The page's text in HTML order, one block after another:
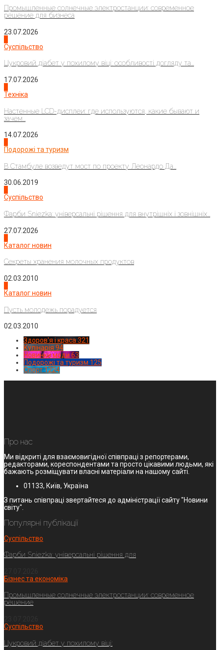
Промышленные солнечные электростанции: современное
решение для бизнеса
23.07.2026
Суспільство
Цукровий діабет у похилому віці: особливості догляду та...
17.07.2026
Техніка
Настенные LCD-дисплеи: где используются, какие бывают и
зачем...
14.07.2026
Подорожі та туризм
В Стамбуле возведут мост по проекту Леонардо Да...
30.06.2019
Суспільство
Фарби Sniezka: універсальні рішення для внутрішніх і зовнішніх...
27.07.2026
Каталог новин
Секреты хранения молочных продуктов
02.03.2010
Каталог новин
Пусть молодежь порадуется
02.03.2010
Здоров'я і краса 321
Кулінарія 94
Новинки моди 63
Подорожі та туризм 125
Спорт1224
Про нас
Ми відкриті для взаємовигідної співпраці з репортерами,
редакторами, кореспондентами та просто цікавими людьми, які
бажають розміщувати власні матеріали на нашому сайті.
01133, Київ, Україна
З питань співпраці звертайтеся до адміністрації сайту "Новини
світу".
Популярні публікації
Суспільство
Фарби Sniezka: універсальні рішення для
Бізнес та економіка
Промышленные солнечные электростанции: современное
решение
Суспільство
Цукровий діабет у похилому віці: